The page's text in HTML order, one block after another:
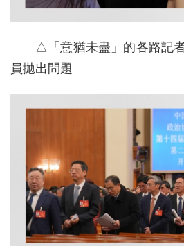
△「意猶未盡」的各路記
員拋出問題